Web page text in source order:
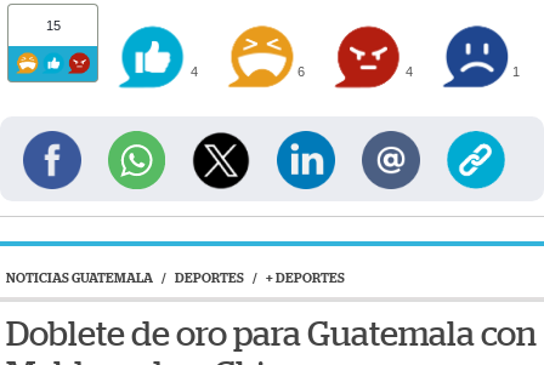
15
4 6 4 1
NOTICIAS GUATEMALA / DEPORTES / + DEPORTES
Doblete de oro para Guatemala con